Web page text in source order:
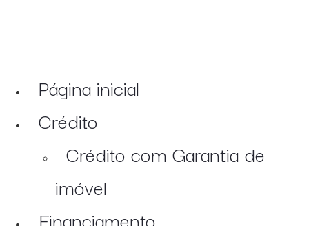
Página inicial
Crédito
Crédito com Garantia de
imóvel
Financiamento